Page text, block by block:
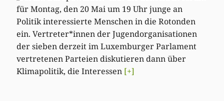
für Montag, den 20 Mai um 19 Uhr junge an
Politik interessierte Menschen in die Rotonden
ein. Vertreter*innen der Jugendorganisationen
der sieben derzeit im Luxemburger Parlament
vertretenen Parteien diskutieren dann über
Klimapolitik, die Interessen [+]